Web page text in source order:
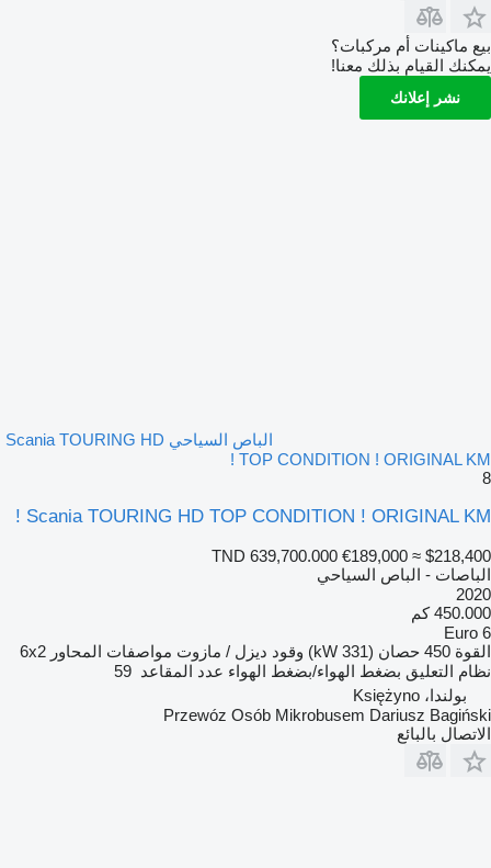
بيع ماكينات أم مركبات؟
يمكنك القيام بذلك معنا!
نشر إعلانك
الباص السياحي Scania TOURING HD
TOP CONDITION ! ORIGINAL KM !
8
Scania TOURING HD TOP CONDITION ! ORIGINAL KM !
TND 639,700.000 €189,000 ≈ $218,400
الباصات - الباص السياحي
2020
450.000 كم
Euro 6
القوة 450 حصان (331 kW) وقود ديزل / مازوت مواصفات المحاور 6x2
نظام التعليق بضغط الهواء/بضغط الهواء عدد المقاعد 59
بولندا، Księżyno
Przewóz Osób Mikrobusem Dariusz Bagiński
الاتصال بالبائع